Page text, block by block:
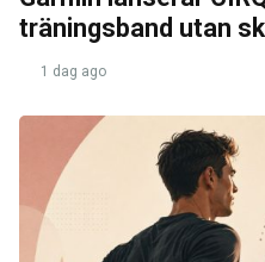
träningsband utan
1 dag ago